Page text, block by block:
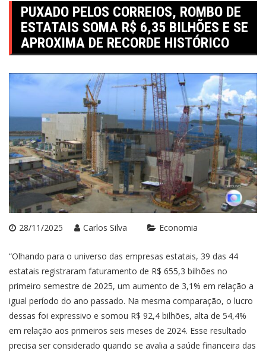
PUXADO PELOS CORREIOS, ROMBO DE
ESTATAIS SOMA R$ 6,35 BILHÕES E SE
APROXIMA DE RECORDE HISTÓRICO
28/11/2025 Carlos Silva Economia
“Olhando para o universo das empresas estatais, 39 das 44
estatais registraram faturamento de R$ 655,3 bilhões no
primeiro semestre de 2025, um aumento de 3,1% em relação a
igual período do ano passado. Na mesma comparação, o lucro
dessas foi expressivo e somou R$ 92,4 bilhões, alta de 54,4%
em relação aos primeiros seis meses de 2024. Esse resultado
precisa ser considerado quando se avalia a saúde financeira das